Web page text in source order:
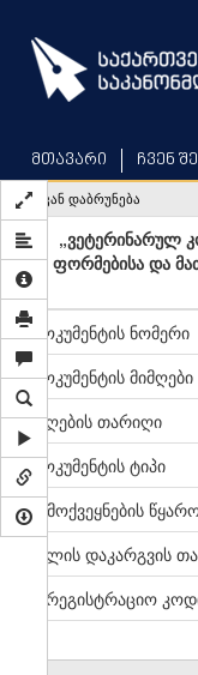
main
content
მთავარი ჩვენ
უკან დაბრუნება
„ვეტერინარულ
ფორმებისა და
დოკუმენტის ნომერი
დოკუმენტის მიმღები
მიღების თარიღი
დოკუმენტის ტიპი
გამოქვეყნების
ძალის დაკარგვის
სარეგისტრაციო